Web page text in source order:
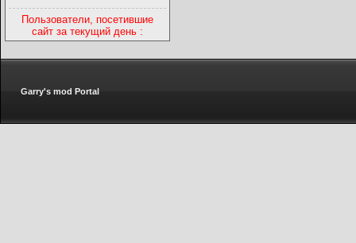
Пользователи, посетившие
сайт за текущий день :
Garry's mod Portal